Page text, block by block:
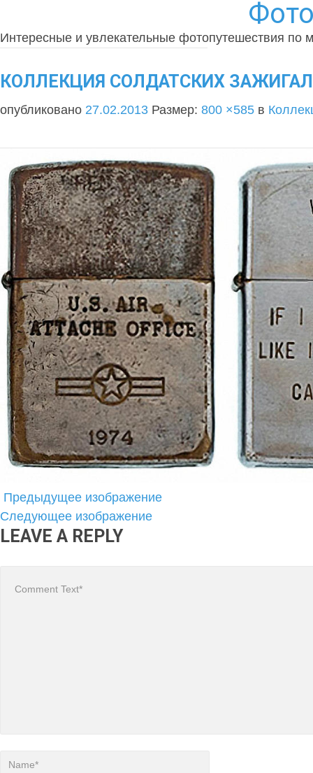
Интересные и увлекательные фотопутешествия по
КОЛЛЕКЦИЯ СОЛДАТСКИХ
опубликовано 27.02.2013 Размер: 800 ×585 в
Предыдущее изображение
Следующее изображение
LEAVE A REPLY